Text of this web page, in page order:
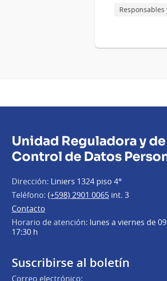
Unidad Reguladora y de
Control de Datos
Dirección: Liniers 1324 piso 4°
Teléfono: (+598) 2901 0065 int. 3
Contacto
Horario de atención: lunes a viernes de
17:30 h
Suscribirse al boletín
Correo electrónico: